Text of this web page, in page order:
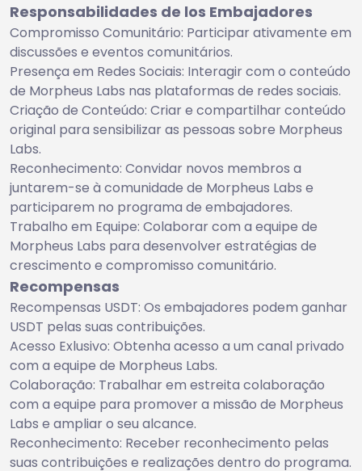
Responsabilidades de los Embajadores
Compromisso Comunitário: Participar ativamente em
discussões e eventos comunitários.
Presença em Redes Sociais: Interagir com o conteúdo
de Morpheus Labs nas plataformas de redes sociais.
Criação de Conteúdo: Criar e compartilhar conteúdo
original para sensibilizar as pessoas sobre Morpheus
Labs.
Reconhecimento: Convidar novos membros a
juntarem-se à comunidade de Morpheus Labs e
participarem no programa de embajadores.
Trabalho em Equipe: Colaborar com a equipe de
Morpheus Labs para desenvolver estratégias de
crescimento e compromisso comunitário.
Recompensas
Recompensas USDT: Os embajadores podem ganhar
USDT pelas suas contribuições.
Acesso Exlusivo: Obtenha acesso a um canal privado
com a equipe de Morpheus Labs.
Colaboração: Trabalhar em estreita colaboração
com a equipe para promover a missão de Morpheus
Labs e ampliar o seu alcance.
Reconhecimento: Receber reconhecimento pelas
suas contribuições e realizações dentro do programa.